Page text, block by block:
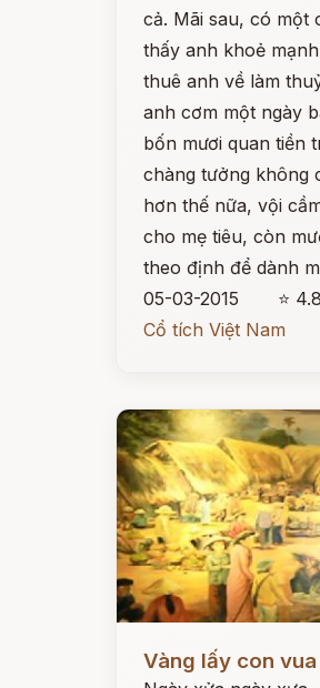
cả. Mãi sau, có một
thấy anh khoẻ
thuê anh về làm
anh cơm một ngày
bốn mươi quan tiền
chàng tưởng không
hơn thế nữa, vội
cho mẹ tiêu, còn
theo định để dành
05-03-2015
⭐ 4.8
Cổ tích Việt Nam
Vàng lấy con vua